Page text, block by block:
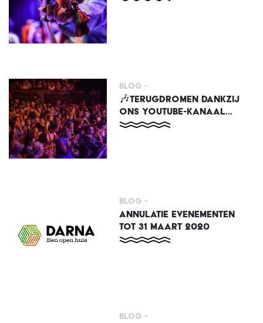
Blog -
🎶TERUGDROMEN DANKZIJ
ONS YOUTUBE-KANAAL...
Blog -
ANNULATIE EVENEMENTEN
TOT 31 MAART 2020
Blog -